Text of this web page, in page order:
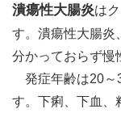
潰瘍性大腸炎は
す。潰瘍性大腸炎
分かっておらず慢
発症年齢は20～
す。下痢、下血、